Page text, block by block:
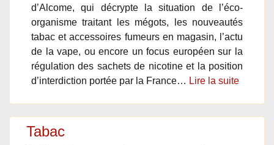
d’Alcome, qui décrypte la situation de l’éco-
organisme traitant les mégots, les nouveautés
tabac et accessoires fumeurs en magasin, l’actu
de la vape, ou encore un focus européen sur la
régulation des sachets de nicotine et la position
d’interdiction portée par la France… Lire la suite
Tabac